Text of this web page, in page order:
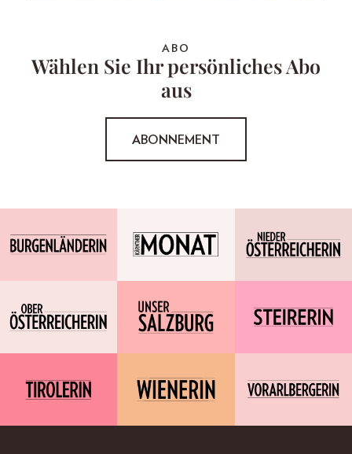
ABO
Wählen Sie Ihr persönliches Abo
aus
ABONNEMENT